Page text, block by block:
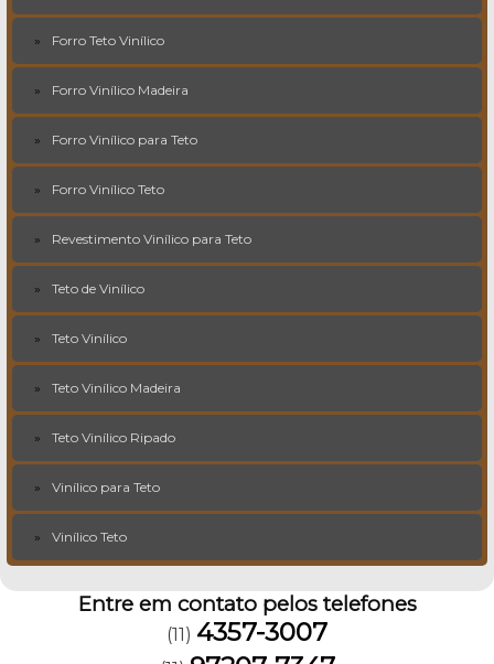
Forro Teto Vinílico
Forro Vinílico Madeira
Forro Vinílico para Teto
Forro Vinílico Teto
Revestimento Vinílico para Teto
Teto de Vinílico
Teto Vinílico
Teto Vinílico Madeira
Teto Vinílico Ripado
Vinílico para Teto
Vinílico Teto
Entre em contato pelos telefones
(11) 4357-3007